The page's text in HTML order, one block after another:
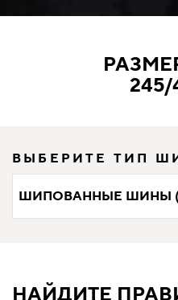
245/
ВЫБЕРИТЕ ТИП
ШИПОВАННЫЕ ШИНЫ